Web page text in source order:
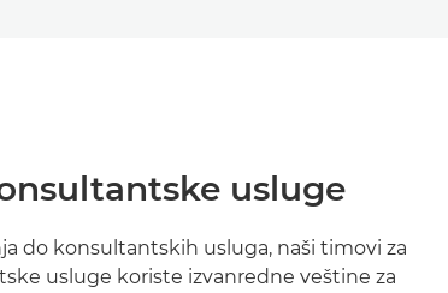
usluge
do konsultantskih usluga, naši timovi za
usluge koriste izvanredne veštine za